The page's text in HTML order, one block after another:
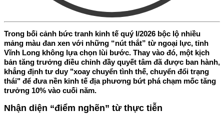
Trong bối cảnh bức tranh kinh tế quý I/2026 bộc lộ nhiều
mảng màu đan xen với những “nút thắt” từ ngoại lực, tỉnh
Vĩnh Long không lựa chọn lùi bước. Thay vào đó, một kịch
bản tăng trưởng điều chỉnh đầy quyết tâm đã được ban hành,
khẳng định tư duy "xoay chuyển tình thế, chuyển đổi trạng
thái" để đưa nền kinh tế địa phương bứt phá chạm mốc tăng
trưởng 10% vào cuối năm.
Nhận diện “điểm nghẽn” từ thực tiễn